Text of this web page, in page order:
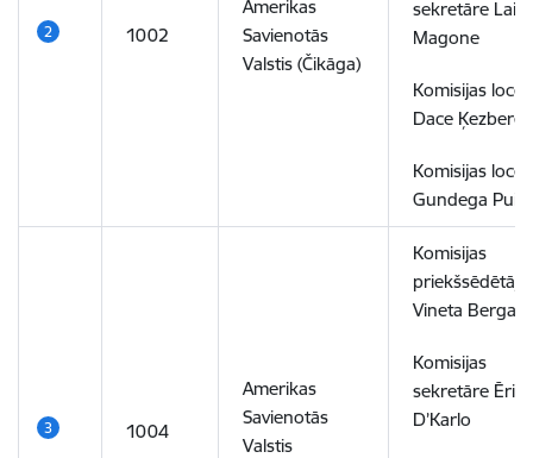
1002
Amerikas
Savienotās
Valstis (Čikāga)
sekretāre
Magone
Komisijas
Dace Ķezbere
Komisijas
Gundega
1004
Amerikas
Savienotās
Valstis
Komisijas
priekšsēdētāja
Vineta Berga
Komisijas
sekretāre Ērika
D’Karlo